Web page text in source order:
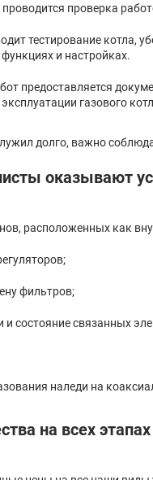
проверка
тестирование котла,
функциях и настройках.
предоставляется
газового
долго, важно
оказывают
расположенных как
фильтров;
состояние связанных
наледи на
на всех